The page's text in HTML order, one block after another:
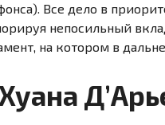
Все дело в
непосильный
на котором в